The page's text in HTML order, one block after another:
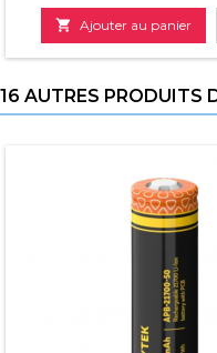
 Ajouter au panier
16 AUTRES PRODUITS